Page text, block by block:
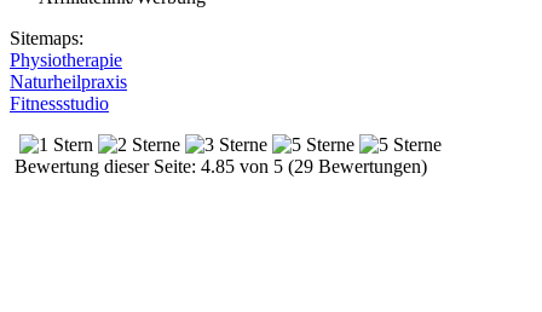
Sitemaps:
Physiotherapie
Naturheilpraxis
Fitnessstudio
Bewertung dieser Seite: 4.85 von 5 (29 Bewertungen)